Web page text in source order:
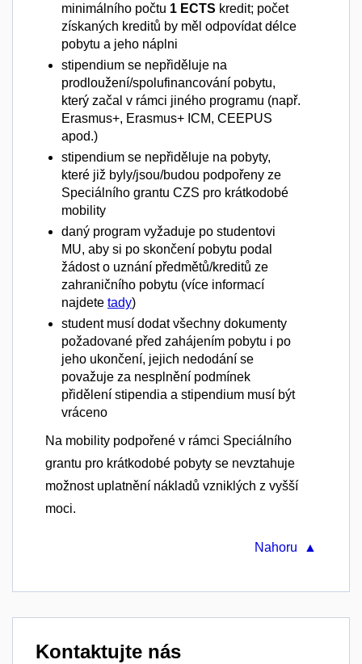
minimálního počtu 1 ECTS kredit; počet
získaných kreditů by měl odpovídat délce
pobytu a jeho náplni
stipendium se nepřiděluje na
prodloužení/spolufinancování pobytu,
který začal v rámci jiného programu (např.
Erasmus+, Erasmus+ ICM, CEEPUS
apod.)
stipendium se nepřiděluje na pobyty,
které již byly/jsou/budou podpořeny ze
Speciálního grantu CZS pro krátkodobé
mobility
daný program vyžaduje po studentovi
MU, aby si po skončení pobytu podal
žádost o uznání předmětů/kreditů ze
zahraničního pobytu (více informací
najdete tady)
student musí dodat všechny dokumenty
požadované před zahájením pobytu i po
jeho ukončení, jejich nedodání se
považuje za nesplnění podmínek
přidělení stipendia a stipendium musí být
vráceno
Na mobility podpořené v rámci Speciálního
grantu pro krátkodobé pobyty se nevztahuje
možnost uplatnění nákladů vzniklých z vyšší
moci.
Nahoru ▲
Kontaktujte nás